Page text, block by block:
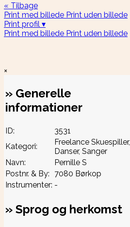
« Tilbage
Print med billede Print uden billede
Print profil ▾
Print med billede Print uden billede
×
» Generelle
informationer
ID:
3531
Kategori:
Freelance Skuespiller,
Danser, Sanger
Navn:
Pernille S
Postnr. & By:
7080 Børkop
Instrumenter: -
» Sprog og herkomst